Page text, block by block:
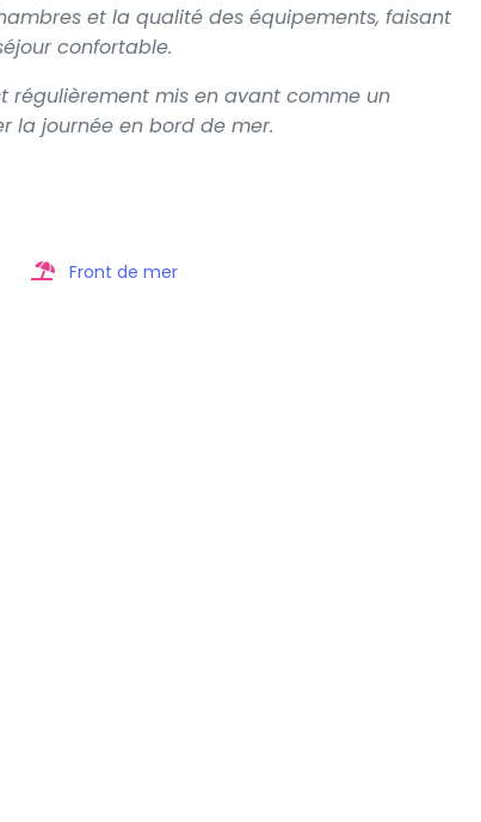
et la qualité des équipements, faisant
confortable.
régulièrement mis en avant comme un
la journée en bord de mer.
Front de mer